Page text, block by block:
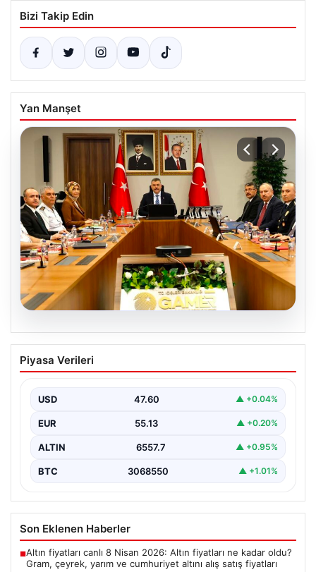
Bizi Takip Edin
Yan Manşet
Organize suçla mücadele toplantısı.
İçişleri Bakanı Çiftçi: Hiçbir suç
Piyasa Verileri
USD 47.60 ▲ +0.04%
EUR 55.13 ▲ +0.20%
ALTIN 6557.7 ▲ +0.95%
BTC 3068550 ▲ +1.01%
Son Eklenen Haberler
■Altın fiyatları canlı 8 Nisan 2026: Altın fiyatları ne kadar oldu?
Gram, çeyrek, yarım ve cumhuriyet altını alış satış fiyatları